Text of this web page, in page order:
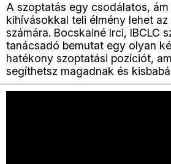
A szoptatás egy csodálatos,
kihívásokkal teli élmény lehet
számára. Bocskainé Irci, IBCLC
tanácsadó bemutat egy olyan
hatékony szoptatási pozíciót,
segíthetsz magadnak és